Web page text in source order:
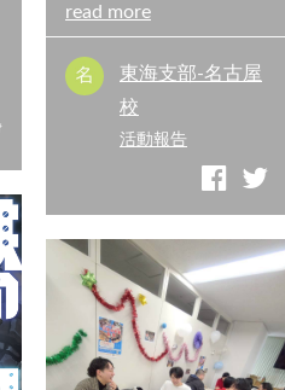
read more
東海支部-名古屋
校
活動報告